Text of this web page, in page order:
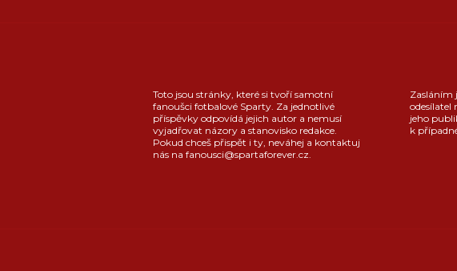
Toto jsou stránky, které si tvoří samotní
fanoušci fotbalové Sparty. Za jednotlivé
příspěvky odpovídá jejich autor a nemusí
vyjadřovat názory a stanovisko redakce.
Pokud chceš přispět i ty, neváhej a kontaktuj
nás na fanousci@spartaforever.cz.
Zasláním
odesílatel
jeho
k